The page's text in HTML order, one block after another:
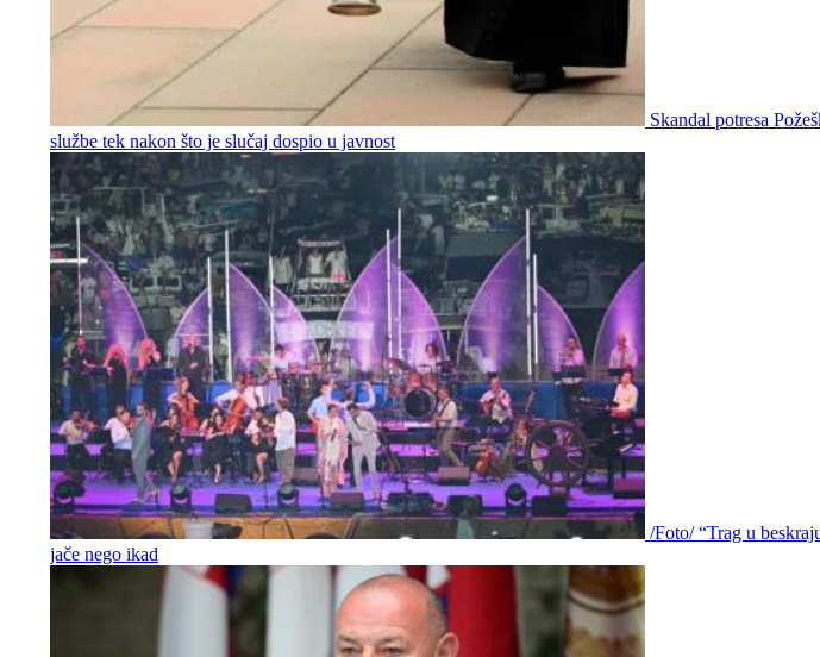
Skandal potresa
službe tek nakon što je slučaj dospio u javnost
/Foto/ “Trag u
jače nego ikad